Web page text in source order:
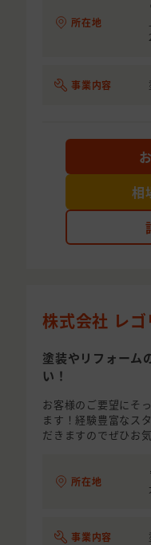
所在地
事業内容
相
株式会社 レ
塗装やリフォーム
い！
お客様のご要望にそ
ます！経験豊富なス
だきますのでぜひお
所在地
事業内容